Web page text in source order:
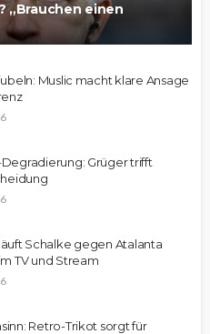
„Brauchen einen
Muslic macht klare Ansage
Grüger trifft
Schalke gegen Atalanta
TV und Stream
Retro-Trikot sorgt für